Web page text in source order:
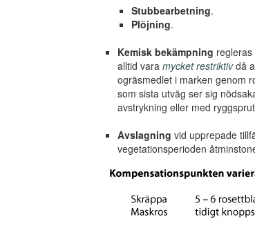
Stubbearbetning.
Plöjning.
Kemisk bekämpning
alltid vara mycket restriktivdå
ogräsmedlet i marken genom
som sista utväg ser sig
avstrykning eller med
Avslagning vid upprepade
vegetationsperioden